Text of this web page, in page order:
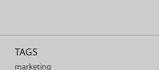
TAGS
marketing